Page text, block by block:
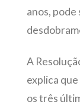
anos, pode
A
explica
os três